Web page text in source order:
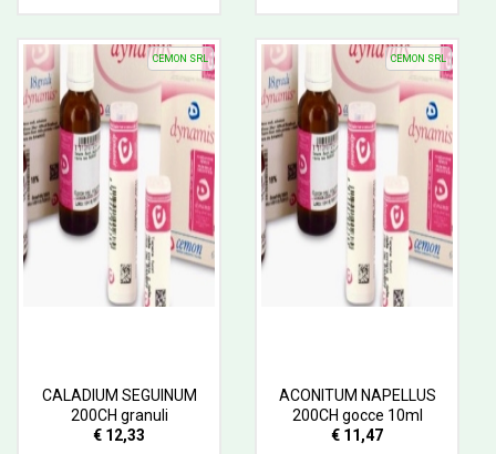
CEMON SRL
CALADIUM SEGUINUM
200CH granuli
€ 12,33
CEMON SRL
ACONITUM NAPELLUS
200CH gocce 10ml
€ 11,47